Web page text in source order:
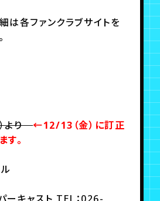
は各ファンクラブサイトを
）より←12/13（金）に訂正
す。
ーキャスト TEL：026-